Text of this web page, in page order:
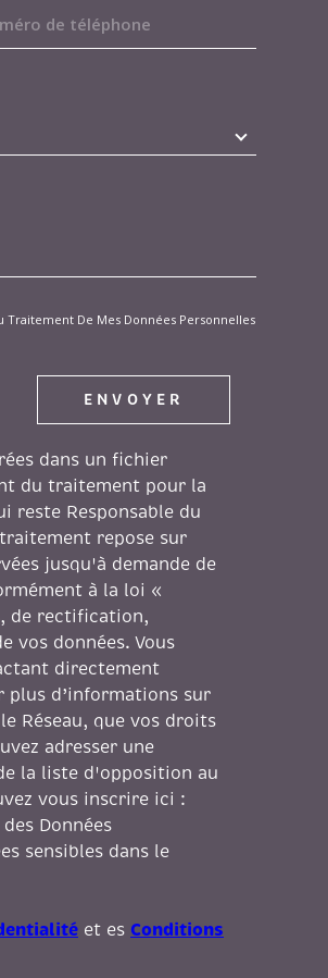
Traitement De Mes Données Personnelles
ENVOYER
dans un fichier
du traitement pour la
reste Responsable du
repose sur
jusqu'à demande de
à la loi «
de rectification,
vos données. Vous
directement
plus d’informations sur
Réseau, que vos droits
adresser une
la liste d'opposition au
vous inscrire ici :
Données
sensibles dans le
et es Conditions